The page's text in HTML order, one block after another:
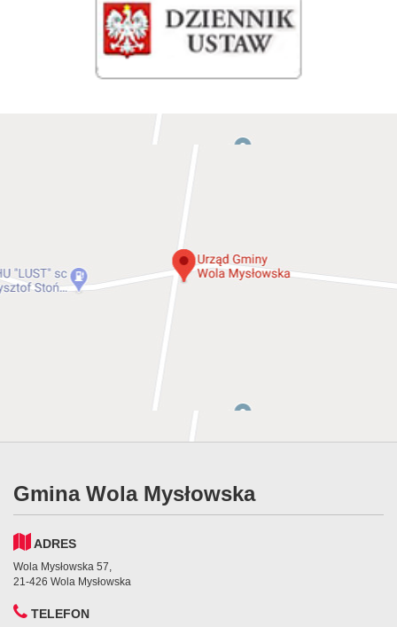
Gmina Wola Mysłowska
ADRES
Wola Mysłowska 57,
21-426 Wola Mysłowska
TELEFON